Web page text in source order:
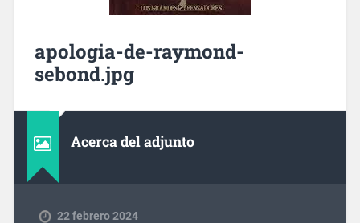
apologia-de-raymond-
sebond.jpg
Acerca del adjunto
22 febrero 2024